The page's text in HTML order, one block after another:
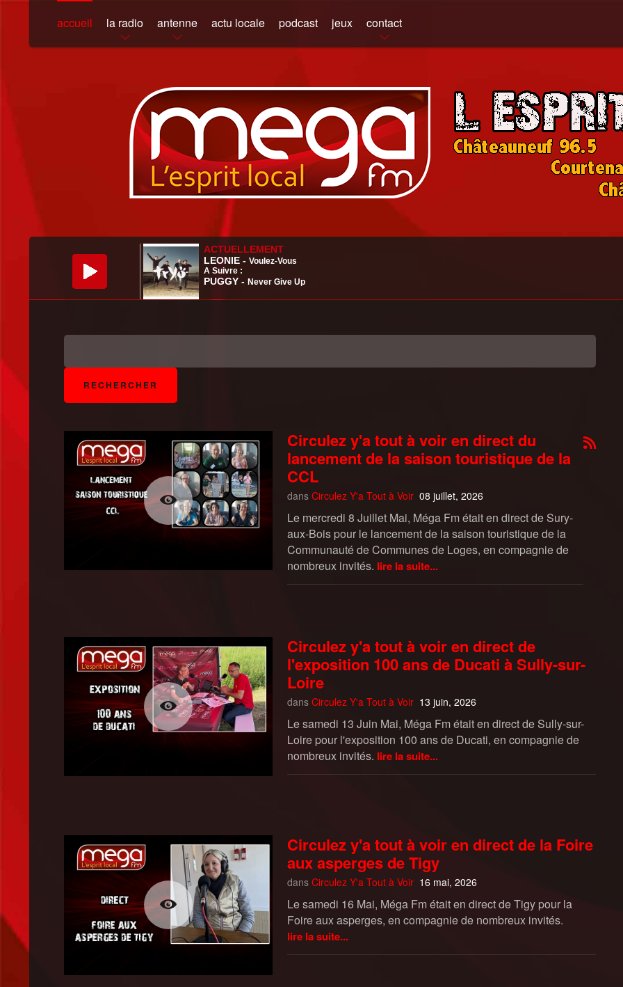
accueil la radio antenne actu locale podcast jeux contact
Circulez y'a tout à voir en direct du
lancement de la saison touristique de la
CCL
dans Circulez Y'a Tout à Voir 08 juillet, 2026
Le mercredi 8 Juillet Mai, Méga Fm était en direct de Sury-
aux-Bois pour le lancement de la saison touristique de la
Communauté de Communes de Loges, en compagnie de
nombreux invités. lire la suite...
Circulez y'a tout à voir en direct de
l'exposition 100 ans de Ducati à Sully-sur-
Loire
dans Circulez Y'a Tout à Voir 13 juin, 2026
Le samedi 13 Juin Mai, Méga Fm était en direct de Sully-sur-
Loire pour l'exposition 100 ans de Ducati, en compagnie de
nombreux invités. lire la suite...
Circulez y'a tout à voir en direct de la Foire
aux asperges de Tigy
dans Circulez Y'a Tout à Voir 16 mai, 2026
Le samedi 16 Mai, Méga Fm était en direct de Tigy pour la
Foire aux asperges, en compagnie de nombreux invités.
lire la suite...